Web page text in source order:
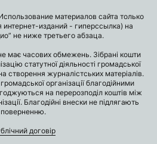
материалов сайта только
интернет-изданий - гиперссылка) на
не ниже третьего абзаца.
має часових обмежень. Зібрані кошти
статутної діяльності громадської
створення журналістських матеріалів.
організації благодійними
на перерозподіл коштів між
Благодійні внески не підлягають
поверненню.
договір